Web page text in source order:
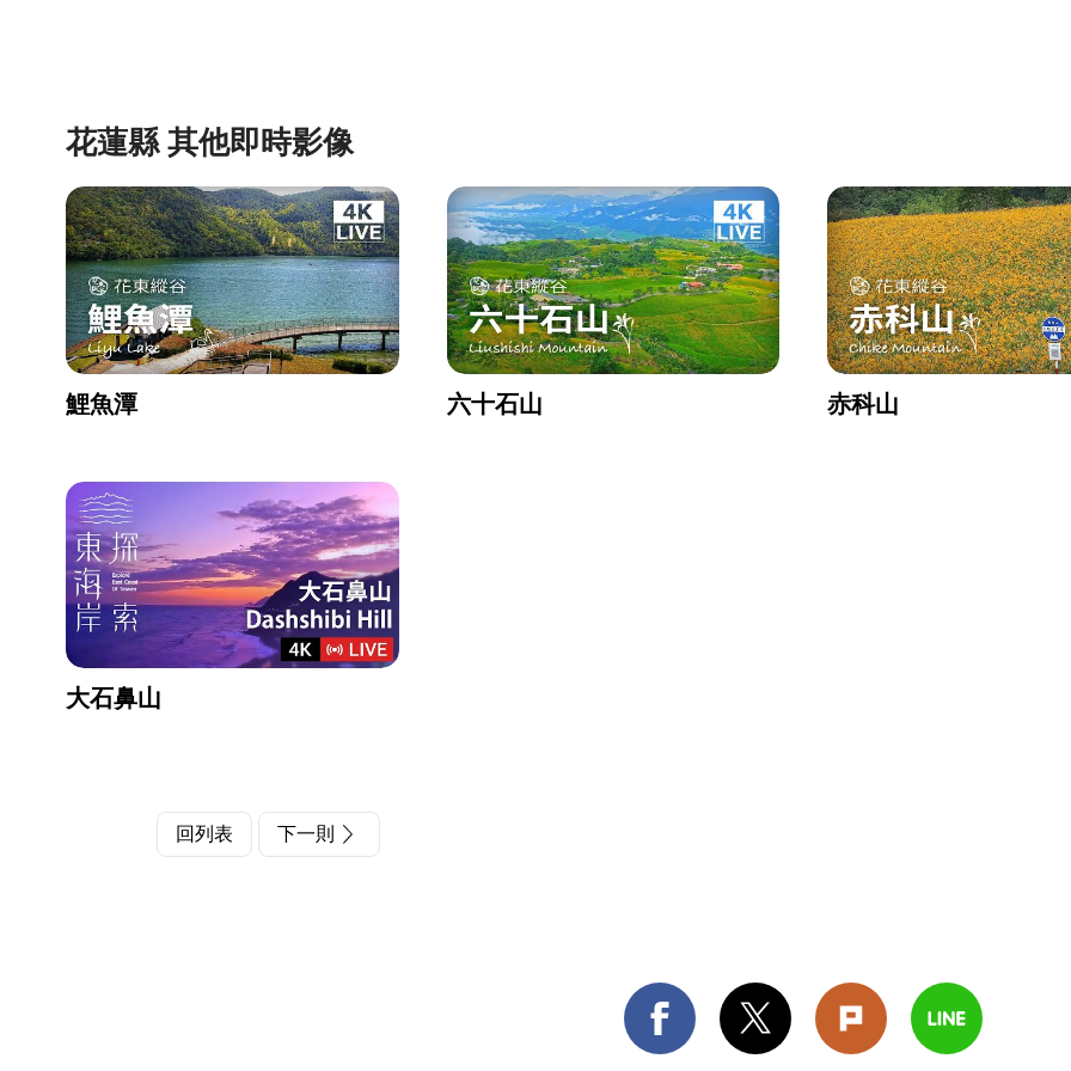
花蓮縣 其他即時影像
鯉魚潭 六十石山 赤科山
大石鼻山
回列表 下一則